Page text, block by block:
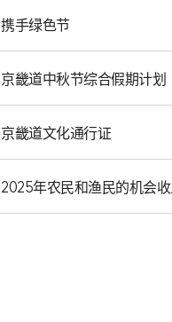
携手绿色节
京畿道中秋节综合假期计划
京畿道文化通行证
2025年农民和渔民的机会